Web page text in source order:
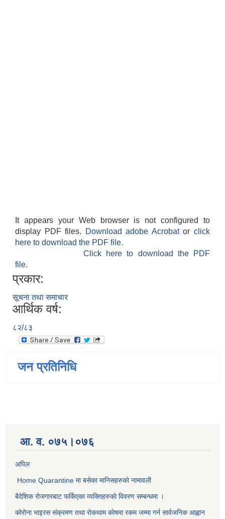
It appears your Web browser is not configured to
display PDF files.
Download adobe Acrobatorclick
here to download the PDF file.
Click here to download the PDF
file.
प्रकार:
सूचना तथा समाचार
आर्थिक वर्ष:
८२/८३
जन प्रतिनिधि
आ. व. ०७५।०७६
अपिल
Home Quarantine मा बसेका मानिसहरुकाे नामावली
बैदेशिक राेजगारबाट फर्किएका व्यक्तिहरुकाे विवरण सम्बन्धमा ।
काेराेना भाइरस संक्रमण तथा राेकथाम काेषमा रकम जम्मा गर्न सार्वजनिक आह्वान